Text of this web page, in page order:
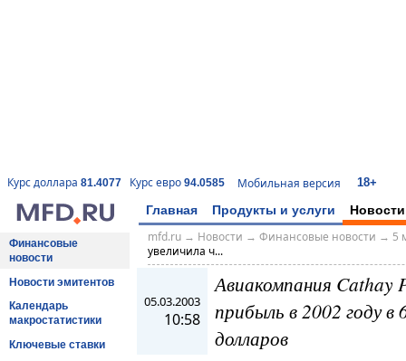
Курс доллара 81.4077 Курс евро 94.0585 Мобильная версия 18+
Главная Продукты и услуги Новости
Финансовые
новости
Новости эмитентов
Календарь
макростатистики
Ключевые ставки
mfd.ru→ Новости → Финансовые новости → 5
увеличила ч...
05.03.2003
10:58
Авиакомпания Cathay
прибыль в 2002 году в
долларов